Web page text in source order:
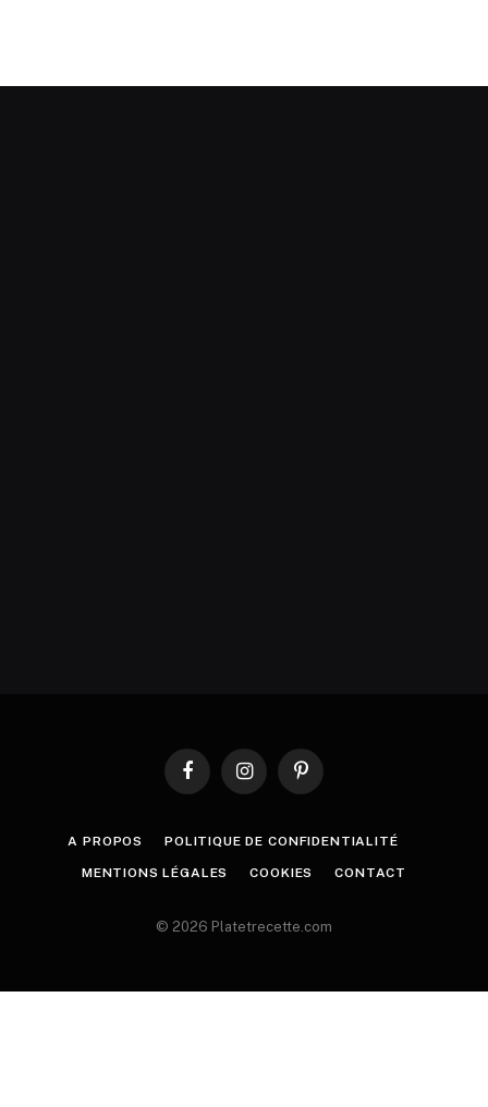
FacebookInstagramPinterest
A PROPOS POLITIQUE DE CONFIDENTIALITÉ
MENTIONS LÉGALES COOKIES CONTACT
© 2026 Platetrecette.com